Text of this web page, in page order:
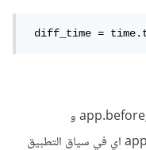
diff_time =
g كائن يعيش بين app.before_request و
بين app.teardown_request اي في سياق التطبيق